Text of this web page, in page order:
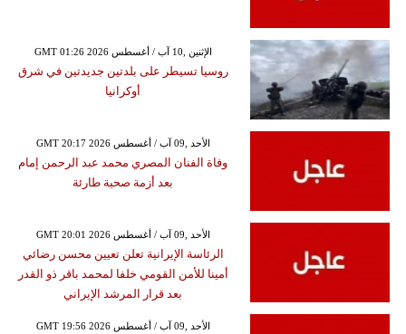
GMT 01:26 2026 الإثنين ,10 آب / أغسطس
روسيا تسيطر على بلدتين جديدتين في شرق
أوكرانيا
GMT 20:17 2026 الأحد ,09 آب / أغسطس
وفاة الفنان المصري محمد عبد الرحمن إمام
بعد أزمة صحية طارئة
GMT 20:01 2026 الأحد ,09 آب / أغسطس
الرئاسة الإيرانية تعلن تعيين محسن رضائي
أمينا للأمن القومي خلفا لمحمد باقر ذو القدر
بعد قرار المرشد الإيراني
GMT 19:56 2026 الأحد ,09 آب / أغسطس